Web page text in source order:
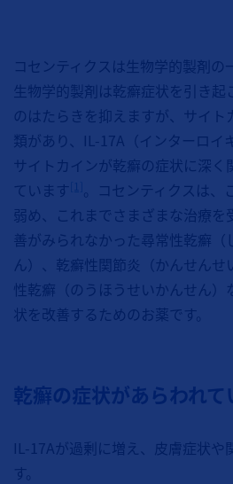
コセンティクスは生物学的製剤の
生物学的製剤は乾癬症状を引き起
のはたらきを抑えますが、サイ
類があり、IL-17A（インターロイ
サイトカインが乾癬の症状に深く
ています [1]
。コセンティクスは
弱め、これまでさまざまな治療を
善がみられなかった尋常性乾癬（
ん）、乾癬性関節炎（かんせん
性乾癬（のうほうせいかんせん
状を改善するためのお薬です。
乾癬の症状があらわれて
IL-17Aが過剰に増え、皮膚症状や
す。